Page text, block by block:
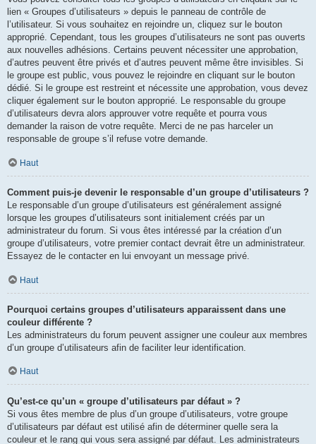
lien « Groupes d’utilisateurs » depuis le panneau de contrôle de
l’utilisateur. Si vous souhaitez en rejoindre un, cliquez sur le bouton
approprié. Cependant, tous les groupes d’utilisateurs ne sont pas ouverts
aux nouvelles adhésions. Certains peuvent nécessiter une approbation,
d’autres peuvent être privés et d’autres peuvent même être invisibles. Si
le groupe est public, vous pouvez le rejoindre en cliquant sur le bouton
dédié. Si le groupe est restreint et nécessite une approbation, vous devez
cliquer également sur le bouton approprié. Le responsable du groupe
d’utilisateurs devra alors approuver votre requête et pourra vous
demander la raison de votre requête. Merci de ne pas harceler un
responsable de groupe s’il refuse votre demande.
Haut
Comment puis-je devenir le responsable d’un groupe d’utilisateurs ?
Le responsable d’un groupe d’utilisateurs est généralement assigné
lorsque les groupes d’utilisateurs sont initialement créés par un
administrateur du forum. Si vous êtes intéressé par la création d’un
groupe d’utilisateurs, votre premier contact devrait être un administrateur.
Essayez de le contacter en lui envoyant un message privé.
Haut
Pourquoi certains groupes d’utilisateurs apparaissent dans une
couleur différente ?
Les administrateurs du forum peuvent assigner une couleur aux membres
d’un groupe d’utilisateurs afin de faciliter leur identification.
Haut
Qu’est-ce qu’un « groupe d’utilisateurs par défaut » ?
Si vous êtes membre de plus d’un groupe d’utilisateurs, votre groupe
d’utilisateurs par défaut est utilisé afin de déterminer quelle sera la
couleur et le rang qui vous sera assigné par défaut. Les administrateurs